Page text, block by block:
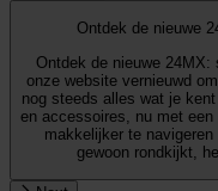
Ontdek de nieuwe
Ontdek de nieuwe 24MX:
onze website vernieuwd
nog steeds alles wat je
en accessoires, nu met
makkelijker te
gewoon rondkijkt,